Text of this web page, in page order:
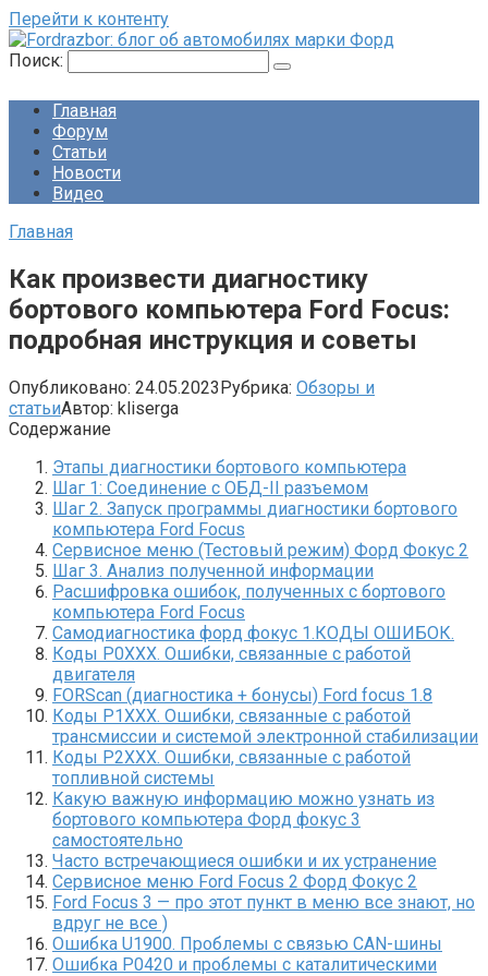
Перейти к контенту
Поиск:
Главная
Форум
Статьи
Новости
Видео
Главная
Как произвести диагностику
бортового компьютера Ford Focus:
подробная инструкция и советы
Опубликовано: 24.05.2023Рубрика: Обзоры и
статьиАвтор: kliserga
Содержание
Этапы диагностики бортового компьютера
Шаг 1: Соединение с ОБД-II разъемом
Шаг 2. Запуск программы диагностики бортового
компьютера Ford Focus
Сервисное меню (Тестовый режим) Форд Фокус 2
Шаг 3. Анализ полученной информации
Расшифровка ошибок, полученных с бортового
компьютера Ford Focus
Самодиагностика форд фокус 1.КОДЫ ОШИБОК.
Коды P0XXX. Ошибки, связанные с работой
двигателя
FORScan (диагностика + бонусы) Ford focus 1.8
Коды P1XXX. Ошибки, связанные с работой
трансмиссии и системой электронной стабилизации
Коды P2XXX. Ошибки, связанные с работой
топливной системы
Какую важную информацию можно узнать из
бортового компьютера Форд фокус 3
самостоятельно
Часто встречающиеся ошибки и их устранение
Сервисное меню Ford Focus 2 Форд Фокус 2
Ford Focus 3 — про этот пункт в меню все знают, но
вдруг не все )
Ошибка U1900. Проблемы с связью CAN-шины
Ошибка P0420 и проблемы с каталитическими